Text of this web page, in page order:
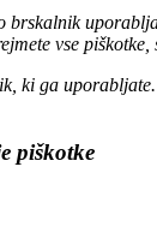
vse
ki ga
piškotke